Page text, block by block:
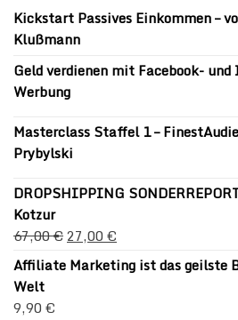
Kickstart Passives Einkommen –
Klußmann
Geld verdienen mit Facebook-
Werbung
Masterclass Staffel 1 –
Prybylski
DROPSHIPPING
Kotzur
67,00€27,00 €
Affiliate Marketing ist das geilste
Welt
9,90 €